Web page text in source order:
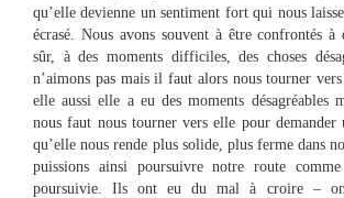
qu’elle devienne un sentiment fort qui nous
écrasé. Nous avons souvent à être confrontés à
sûr, à des moments difficiles, des choses
n’aimons pas mais il faut alors nous tourner
elle aussi elle a eu des moments
nous faut nous tourner vers elle pour demander
qu’elle nous rende plus solide, plus ferme dans
puissions ainsi poursuivre notre route
poursuivie. Ils ont eu du mal à croire –